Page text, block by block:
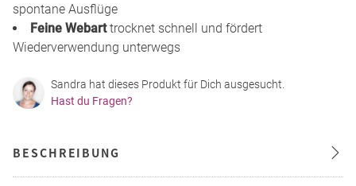
spontane Ausflüge
Feine Webarttrocknet schnell und fördert
Wiederverwendung unterwegs
Sandra hat dieses Produkt für Dich ausgesucht.
Hast du Fragen?
BESCHREIBUNG